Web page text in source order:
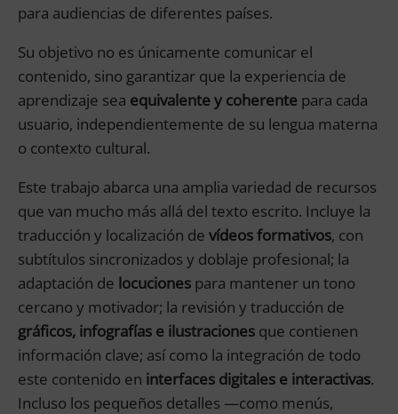
para audiencias de diferentes países.
Su objetivo no es únicamente comunicar el
contenido, sino garantizar que la experiencia de
aprendizaje sea equivalente y coherente para cada
usuario, independientemente de su lengua materna
o contexto cultural.
Este trabajo abarca una amplia variedad de recursos
que van mucho más allá del texto escrito. Incluye la
traducción y localización de vídeos formativos, con
subtítulos sincronizados y doblaje profesional; la
adaptación de locuciones para mantener un tono
cercano y motivador; la revisión y traducción de
gráficos, infografías e ilustraciones que contienen
información clave; así como la integración de todo
este contenido en interfaces digitales e interactivas.
Incluso los pequeños detalles —como menús,